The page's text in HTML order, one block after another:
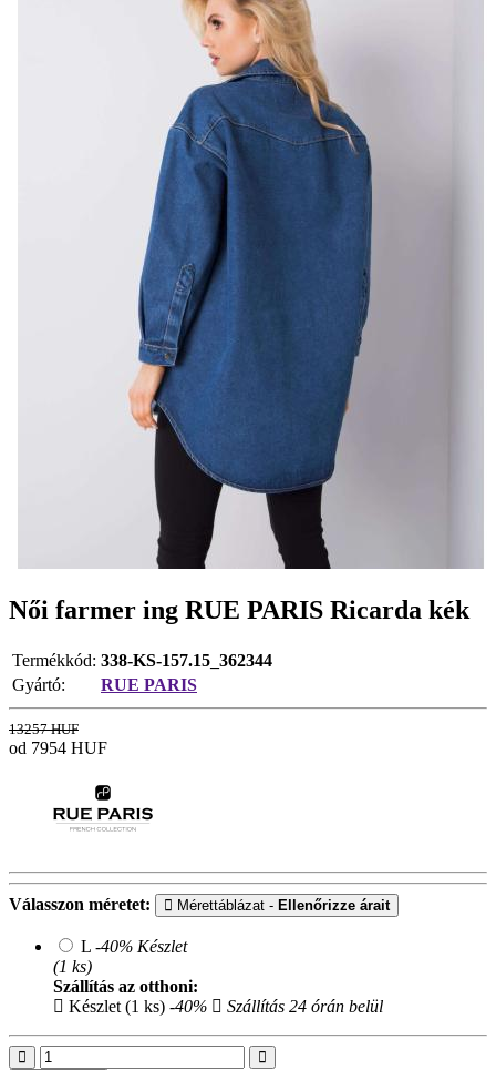
Női farmer ing RUE PARIS Ricarda kék
Termékkód: 338-KS-157.15_362344
Gyártó:
RUE PARIS
13257 HUF
od 7954 HUF
Válasszon méretet: Mérettáblázat - Ellenőrizze árait
L -40% Készlet
(1 ks)
Szállítás az otthoni:
Készlet (1 ks) -40% Szállítás 24 órán belül